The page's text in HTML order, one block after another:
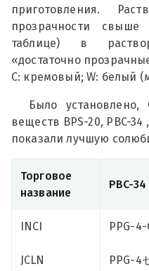
приготовления.
прозрачности
таблице) в
«достаточно
C: кремовый; W: белый
Было
веществ BPS-20, PBC-
показали лучшую
Торговое
название
PBC-34
INCI PPG-
JCLN PPG-4